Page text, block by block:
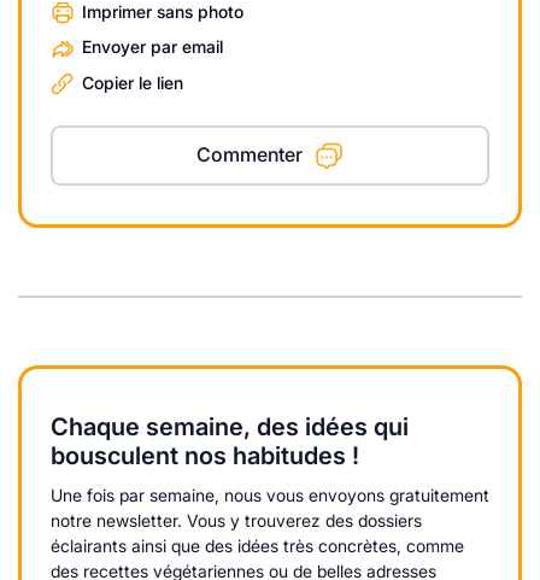
Imprimer sans photo
Envoyer par email
Copier le lien
Commenter
Chaque semaine, des idées qui
bousculent nos habitudes !
Une fois par semaine, nous vous envoyons gratuitement
notre newsletter. Vous y trouverez des dossiers
éclairants ainsi que des idées très concrètes, comme
des recettes végétariennes ou de belles adresses